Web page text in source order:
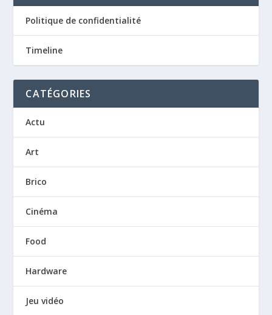
Politique de confidentialité
Timeline
CATÉGORIES
Actu
Art
Brico
Cinéma
Food
Hardware
Jeu vidéo